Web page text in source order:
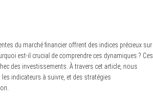
du marché financier offrent des indices précieux sur
est-il crucial de comprendre ces dynamiques ? Ces
des investissements. À travers cet article, nous
indicateurs à suivre, et des stratégies